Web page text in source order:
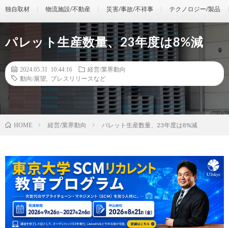
独自取材 物流施設/不動産 災害/事故/不祥事 テクノロジー/製品
パレット生産数量、23年度は8%減
2024.05.31 10:44:16
経営/業界動向
動向/展望
プレスリリースなど
HOME 経営/業界動向 パレット生産数量、23年度は8%減